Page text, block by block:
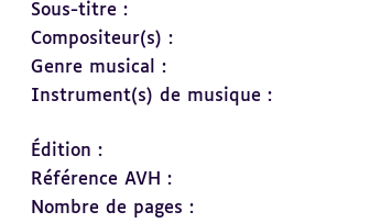
Sous-titre :
Compositeur(s) :
Genre musical :
Instrument(s) de musique :
Édition :
Référence AVH :
Nombre de pages :